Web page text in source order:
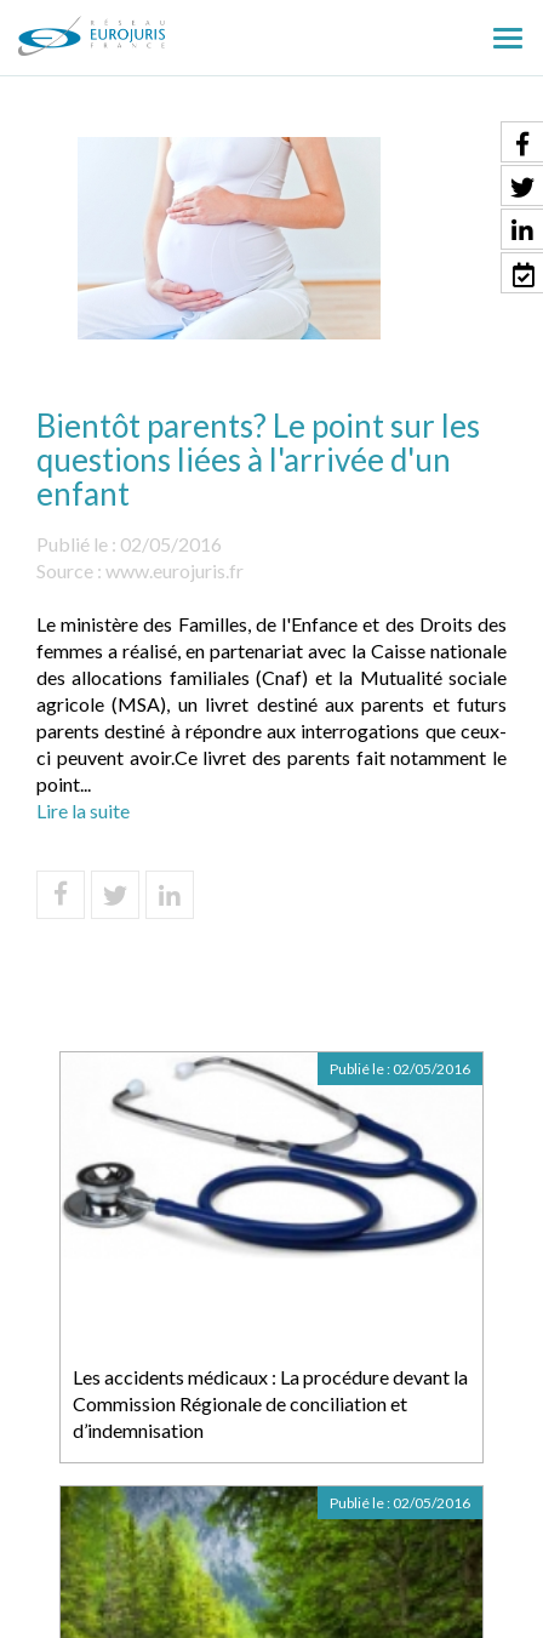
le
Bientôt parents? Le point sur les
questions liées à l'arrivée d'un
enfant
Publié le : 02/05/2016
Source : www.eurojuris.fr
Le ministère des Familles, de l'Enfance et des Droits des
femmes a réalisé, en partenariat avec la Caisse nationale
des allocations familiales (Cnaf) et la Mutualité sociale
agricole (MSA), un livret destiné aux parents et futurs
parents destiné à répondre aux interrogations que ceux-
ci peuvent avoir.Ce livret des parents fait notamment le
point...
Lire la suite
Les accidents médicaux : La procédure devant la
Commission Régionale de conciliation et
d’indemnisation
Publié le : 02/05/2016
Publié le : 02/05/2016